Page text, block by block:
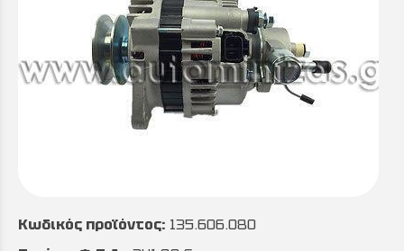
Κωδικός προϊόντος: 135.606.080